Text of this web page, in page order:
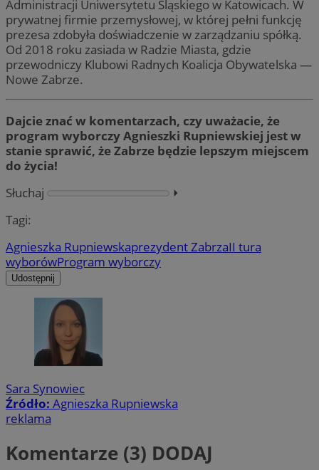
Administracji Uniwersytetu Śląskiego w Katowicach. W
prywatnej firmie przemysłowej, w której pełni funkcję
prezesa zdobyła doświadczenie w zarządzaniu spółką.
Od 2018 roku zasiada w Radzie Miasta, gdzie
przewodniczy Klubowi Radnych Koalicja Obywatelska —
Nowe Zabrze.
Dajcie znać w komentarzach, czy uważacie, że
program wyborczy Agnieszki Rupniewskiej jest w
stanie sprawić, że Zabrze będzie lepszym miejscem
do życia!
Słuchaj
⏵︎
Tagi:
Agnieszka Rupniewskaprezydent ZabrzaII tura
wyborówProgram wyborczy
Udostępnij
Sara Synowiec
Źródło: Agnieszka Rupniewska
reklama
Komentarze (3) DODAJ